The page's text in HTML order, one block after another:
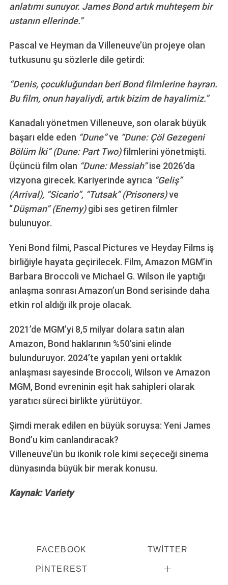
anlatımı sunuyor. James Bond artık muhteşem bir
ustanın ellerinde.”
Pascal ve Heyman da Villeneuve’ün projeye olan
tutkusunu şu sözlerle dile getirdi:
“Denis, çocukluğundan beri Bond filmlerine hayran.
Bu film, onun hayaliydi, artık bizim de hayalimiz.”
Kanadalı yönetmen Villeneuve, son olarak büyük
başarı elde eden “Dune”ve “Dune: Çöl Gezegeni
Bölüm İki” (Dune: Part Two)filmlerini yönetmişti.
Üçüncü film olan “Dune: Messiah”ise 2026’da
vizyona girecek. Kariyerinde ayrıca “Geliş”
(Arrival), “Sicario”, “Tutsak” (Prisoners)ve
“Düşman” (Enemy)gibi ses getiren filmler
bulunuyor.
Yeni Bond filmi, Pascal Pictures ve Heyday Films iş
birliğiyle hayata geçirilecek. Film, Amazon MGM’in
Barbara Broccoli ve Michael G. Wilson ile yaptığı
anlaşma sonrası Amazon’un Bond serisinde daha
etkin rol aldığı ilk proje olacak.
2021’de MGM’yi 8,5 milyar dolara satın alan
Amazon, Bond haklarının %50’sini elinde
bulunduruyor. 2024’te yapılan yeni ortaklık
anlaşması sayesinde Broccoli, Wilson ve Amazon
MGM, Bond evreninin eşit hak sahipleri olarak
yaratıcı süreci birlikte yürütüyor.
Şimdi merak edilen en büyük soruysa: Yeni James
Bond’u kim canlandıracak?
Villeneuve’ün bu ikonik role kimi seçeceği sinema
dünyasında büyük bir merak konusu.
Kaynak: Variety
FACEBOOK TWITTER
PINTEREST